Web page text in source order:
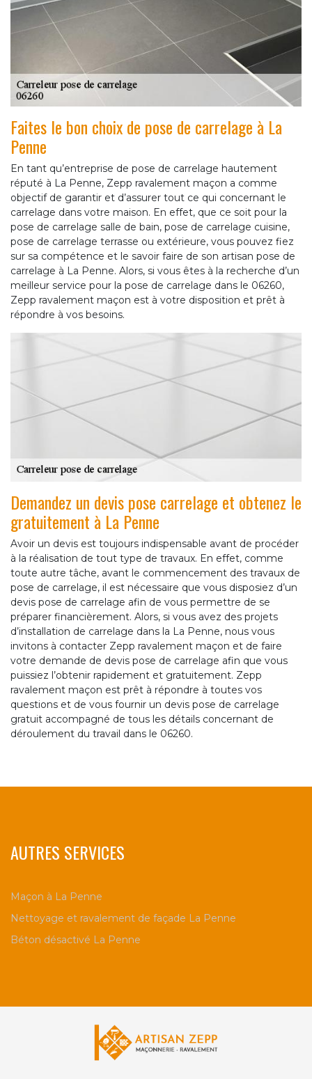
Faites le bon choix de pose de carrelage à La
Penne
En tant qu’entreprise de pose de carrelage hautement
réputé à La Penne, Zepp ravalement maçon a comme
objectif de garantir et d’assurer tout ce qui concernant le
carrelage dans votre maison. En effet, que ce soit pour la
pose de carrelage salle de bain, pose de carrelage cuisine,
pose de carrelage terrasse ou extérieure, vous pouvez fiez
sur sa compétence et le savoir faire de son artisan pose de
carrelage à La Penne. Alors, si vous êtes à la recherche d’un
meilleur service pour la pose de carrelage dans le 06260,
Zepp ravalement maçon est à votre disposition et prêt à
répondre à vos besoins.
Demandez un devis pose carrelage et obtenez le
gratuitement à La Penne
Avoir un devis est toujours indispensable avant de procéder
à la réalisation de tout type de travaux. En effet, comme
toute autre tâche, avant le commencement des travaux de
pose de carrelage, il est nécessaire que vous disposiez d’un
devis pose de carrelage afin de vous permettre de se
préparer financièrement. Alors, si vous avez des projets
d’installation de carrelage dans la La Penne, nous vous
invitons à contacter Zepp ravalement maçon et de faire
votre demande de devis pose de carrelage afin que vous
puissiez l’obtenir rapidement et gratuitement. Zepp
ravalement maçon est prêt à répondre à toutes vos
questions et de vous fournir un devis pose de carrelage
gratuit accompagné de tous les détails concernant de
déroulement du travail dans le 06260.
AUTRES SERVICES
Maçon à La Penne
Nettoyage et ravalement de façade La Penne
Béton désactivé La Penne